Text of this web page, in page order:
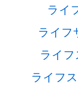
ライ
ライフ
ライ
ライフ